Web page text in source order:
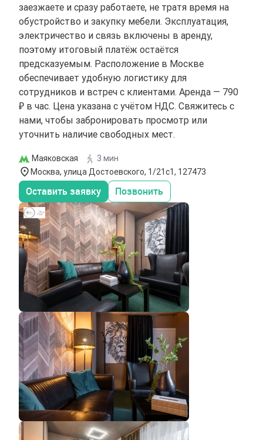
заезжаете и сразу работаете, не тратя время на
обустройство и закупку мебели. Эксплуатация,
электричество и связь включены в аренду,
поэтому итоговый платёж остаётся
предсказуемым. Расположение в Москве
обеспечивает удобную логистику для
сотрудников и встреч с клиентами. Аренда — 790
₽ в час. Цена указана с учётом НДС. Свяжитесь с
нами, чтобы забронировать просмотр или
уточнить наличие свободных мест.
Маяковская
3 мин
Москва, улица Достоевского, 1/21с1, 127473
Оставить заявку Позвонить